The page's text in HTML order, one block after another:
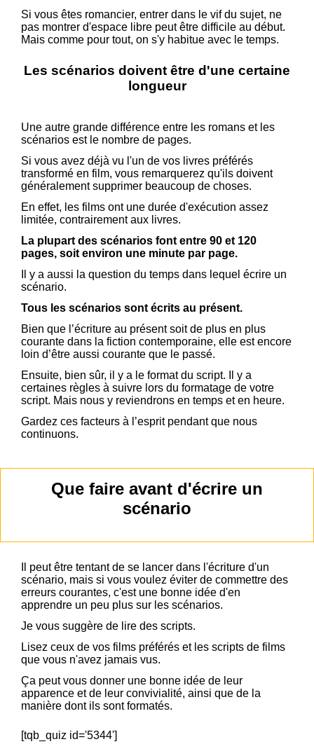
Si vous êtes romancier, entrer dans le vif du sujet, ne
pas montrer d'espace libre peut être difficile au début.
Mais comme pour tout, on s'y habitue avec le temps.
Les scénarios doivent être d'une certaine
longueur
Une autre grande différence entre les romans et les
scénarios est le nombre de pages.
Si vous avez déjà vu l'un de vos livres préférés
transformé en film, vous remarquerez qu'ils doivent
généralement supprimer beaucoup de choses.
En effet, les films ont une durée d'exécution assez
limitée, contrairement aux livres.
La plupart des scénarios font entre 90 et 120
pages, soit environ une minute par page.
Il y a aussi la question du temps dans lequel écrire un
scénario.
Tous les scénarios sont écrits au présent.
Bien que l’écriture au présent soit de plus en plus
courante dans la fiction contemporaine, elle est encore
loin d’être aussi courante que le passé.
Ensuite, bien sûr, il y a le format du script. Il y a
certaines règles à suivre lors du formatage de votre
script. Mais nous y reviendrons en temps et en heure.
Gardez ces facteurs à l’esprit pendant que nous
continuons.
Que faire avant d'écrire un
scénario
Il peut être tentant de se lancer dans l'écriture d'un
scénario, mais si vous voulez éviter de commettre des
erreurs courantes, c'est une bonne idée d'en
apprendre un peu plus sur les scénarios.
Je vous suggère de lire des scripts.
Lisez ceux de vos films préférés et les scripts de films
que vous n'avez jamais vus.
Ça peut vous donner une bonne idée de leur
apparence et de leur convivialité, ainsi que de la
manière dont ils sont formatés.
[tqb_quiz id='5344']